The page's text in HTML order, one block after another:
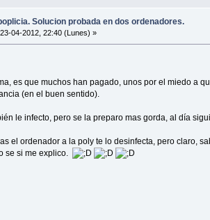
Solucion probada en dos ordenadores.
23-04-2012, 22:40 (Lunes) »
es que muchos han pagado, unos por el miedo a
(en el buen sentido).
le infecto, pero se la preparo mas gorda, al día
el ordenador a la poly te lo desinfecta, pero claro,
se si me explico.